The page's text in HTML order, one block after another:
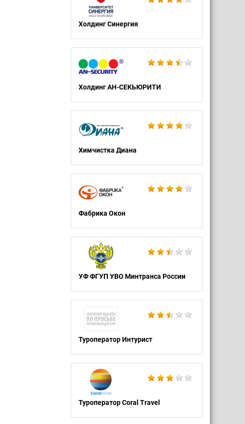
Холдинг Синергия
Холдинг АН-СЕКЬЮРИТИ
Химчистка Диана
Фабрика Окон
УФ ФГУП УВО Минтранса России
Туроператор Интурист
Туроператор Coral Travel